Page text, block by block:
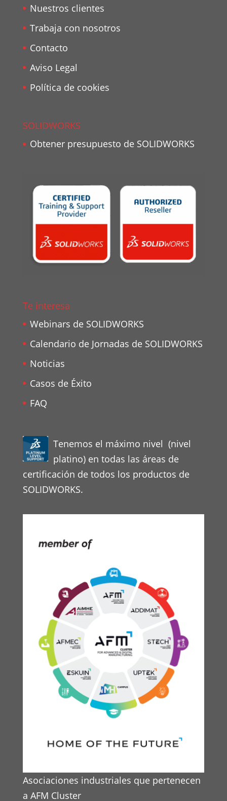
Nuestros clientes
Trabaja con nosotros
Contacto
Aviso Legal
Política de cookies
SOLIDWORKS
Obtener presupuesto de SOLIDWORKS
Te interesa
Webinars de SOLIDWORKS
Calendario de Jornadas de SOLIDWORKS
Noticias
Casos de Éxito
FAQ
Tenemos el máximo nivel (nivel
platino) en todas las áreas de
certificación de todos los productos de
SOLIDWORKS.
Asociaciones industriales que pertenecen
a AFM Cluster